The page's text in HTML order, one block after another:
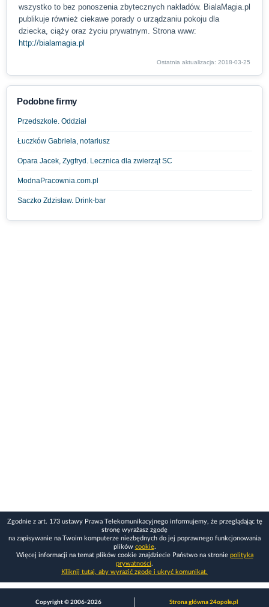
wszystko to bez ponoszenia zbytecznych nakładów. BialaMagia.pl
publikuje również ciekawe porady o urządzaniu pokoju dla
dziecka, ciąży oraz życiu prywatnym. Strona www:
http://bialamagia.pl
Ostatnia aktualizacja: 2018-03-25
Podobne firmy
Przedszkole. Oddział
Łuczków Gabriela, notariusz
Opara Jacek, Zygfryd. Lecznica dla zwierząt SC
ModnaPracownia.com.pl
Saczko Zdzisław. Drink-bar
Zgodnie z art. 173 ustawy Prawa Telekomunikacyjnego informujemy, że przeglądając tę
stronę wyrażasz zgodę
na zapisywanie na Twoim komputerze niezbędnych do jej poprawnego funkcjonowania
plików cookie.
Więcej informacji na temat plików cookie znajdziecie Państwo na stronie polityka
prywatności.
Kliknij tutaj, aby wyrazić zgodę i ukryć komunikat.
Copyright © 2006-2026 Strona główna 24opole.pl